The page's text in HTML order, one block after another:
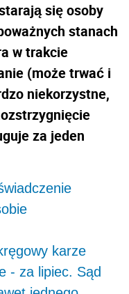
się osoby
stanach
w trakcie
(może trwać i
niekorzystne,
za jeden
karze
- za lipiec. Sąd